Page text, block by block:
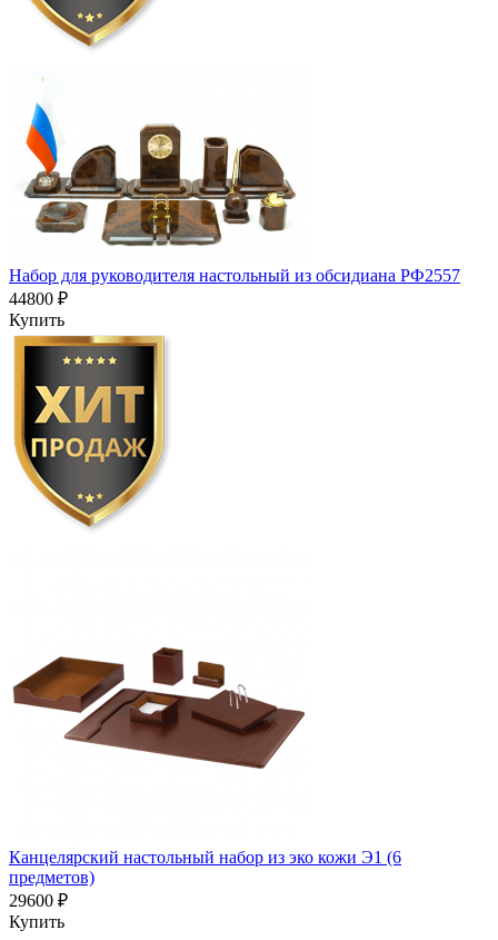
Набор для руководителя настольный из обсидиана РФ2557
44800 ₽
Купить
Канцелярский настольный набор из эко кожи Э1 (6
предметов)
29600 ₽
Купить